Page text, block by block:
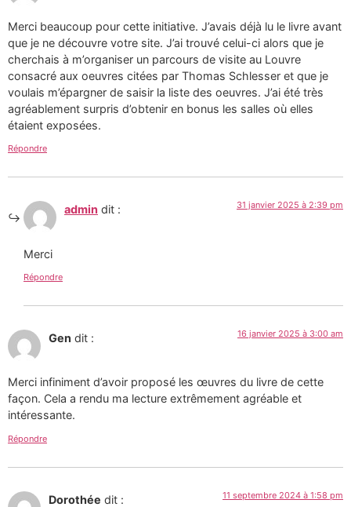
Merci beaucoup pour cette initiative. J’avais déjà lu le livre avant
que je ne découvre votre site. J’ai trouvé celui-ci alors que je
cherchais à m’organiser un parcours de visite au Louvre
consacré aux oeuvres citées par Thomas Schlesser et que je
voulais m’épargner de saisir la liste des oeuvres. J’ai été très
agréablement surpris d’obtenir en bonus les salles où elles
étaient exposées.
Répondre
admin dit : 31 janvier 2025 à 2:39 pm
Merci
Répondre
Gen dit : 16 janvier 2025 à 3:00 am
Merci infiniment d’avoir proposé les œuvres du livre de cette
façon. Cela a rendu ma lecture extrêmement agréable et
intéressante.
Répondre
Dorothée dit : 11 septembre 2024 à 1:58 pm